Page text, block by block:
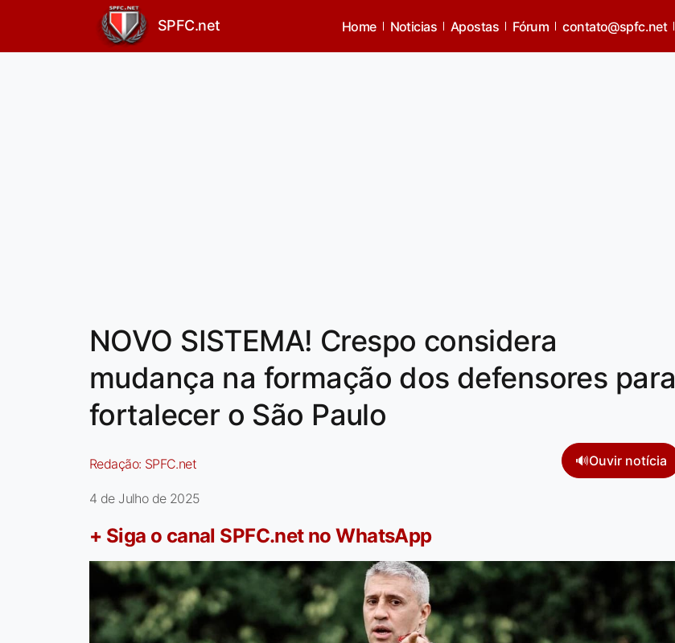
SPFC.net Home Noticias Apostas Fórum contato@spfc.net
NOVO SISTEMA! Crespo considera
mudança na formação dos defensores para
fortalecer o São Paulo
Redação: SPFC.net 🔊Ouvir notícia
4 de Julho de 2025
+ Siga o canal SPFC.net no WhatsApp